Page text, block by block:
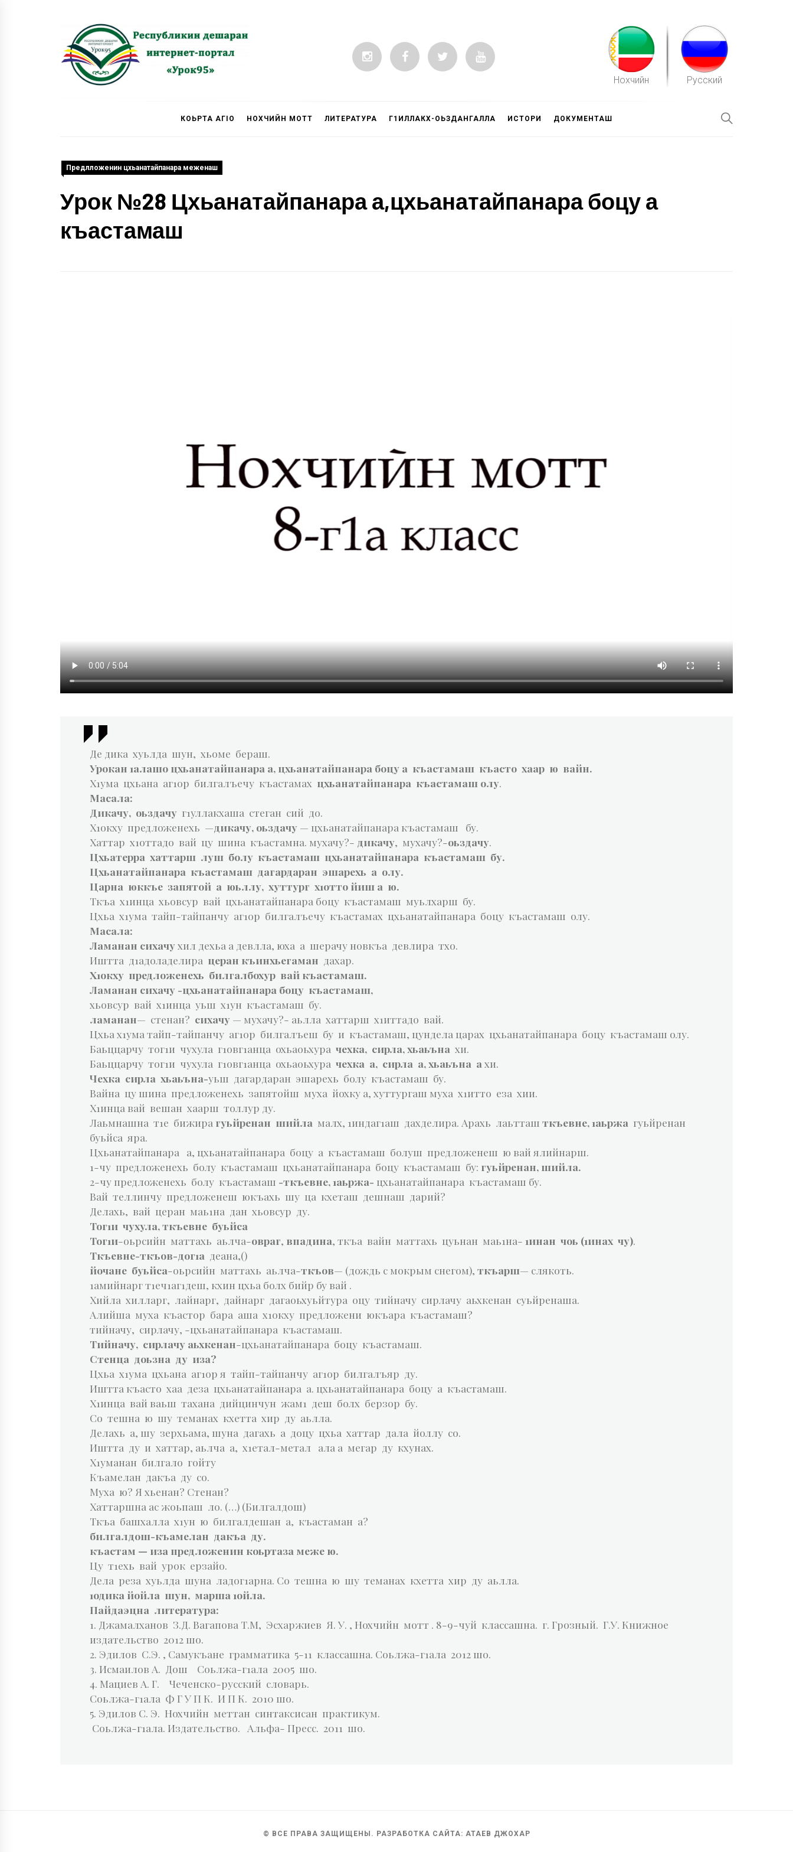
Нохчийн Русский
КОЬРТА АГIО НОХЧИЙН МОТТ ЛИТЕРАТУРА Г1ИЛЛАКХ-ОЬЗДАНГАЛЛА ИСТОРИ ДОКУМЕНТАШ
Предлложенин цхьанатайпанара меженаш
Урок №28 Цхьанатайпанара а,цхьанатайпанара боцу а
къастамаш
Де дика хуьлда шун, хьоме бераш.
Урокан 1алашо цхьанатайпанара а, цхьанатайпанара боцу а къастамаш къасто хаар ю вайн.
Х1ума цхьана аг1ор билгалъечу къастамах цхьанатайпанара къастамаш олу.
Масала:
Дикачу, оьздачу г1уллакхаша стеган сий до.
Х1окху предложенехь —дикачу, оьздачу — цхьанатайпанара къастамаш бу.
Хаттар х1оттадо вай цу шина къастамна. мухачу?- дикачу, мухачу?-оьздачу.
Цхьатерра хаттарш луш болу къастамаш цхьанатайпанара къастамаш бу.
Цхьанатайпанара къастамаш дагардаран эшарехь а олу.
Царна юккъе запятой а юьллу, хуттург х1отто йиш а ю.
Ткъа х1инца хьовсур вай цхьанатайпанара боцу къастамаш муьлхарш бу.
Цхьа х1ума тайп-тайпанчу аг1ор билгалъечу къастамах цхьанатайпанара боцу къастамаш олу.
Масала:
Ламанан сихачухил дехьа а девлла, юха а шерачу новкъа девлира тхо.
Иштта д1адоладелира церан къинхьегаман дахар.
Х1окху предложенехь билгалбохур вай къастамаш.
Ламанан сихачу -цхьанатайпанара боцу къастамаш,
хьовсур вай х1инца уьш х1ун къастамаш бу.
ламанан— стенан? сихачу — мухачу?- аьлла хаттарш х1иттадо вай.
Цхьа х1ума тайп-тайпанчу аг1ор билгалъеш бу и къастамаш, цундела царах цхьанатайпанара боцу къастамаш олу.
Баьццарчу тог1и чухула г1овг1анца охьаоьхура чехка, сирла, хьаьъна хи.
Баьццарчу тог1и чухула г1овг1анца охьаоьхура чехка а, сирла а, хьаьъна а хи.
Чехка сирла хьаьъна-уьш дагардаран эшарехь болу къастамаш бу.
Вайна цу шина предложенехь запятойш муха йохку а, хуттургаш муха х1итто еза хии.
Х1инца вай вешан хаарш толлур ду.
Лаьмнашна т1е бижира гуьйренан шийла малх, 1индаг1аш дахделира. Арахь лаьтташ ткъевне, 1аьржа гуьйренан
буьйса яра.
Цхьанатайпанара а, цхьанатайпанара боцу а къастамаш болуш предложенеш ю вай ялийнарш.
1-чу предложенехь болу къастамаш цхьанатайпанара боцу къастамаш бу: гуьйренан, шийла.
2-чу предложенехь болу къастамаш -ткъевне, 1аьржа- цхьанатайпанара къастамаш бу.
Вай теллинчу предложенеш юкъахь шу ца кхеташ дешнаш дарий?
Делахь, вай церан маь1на дан хьовсур ду.
Тог1и чухула, ткъевне буьйса
Тог1и-оьрсийн маттахь аьлча-овраг, впадина, ткъа вайн маттахь цуьнан маь1на- 1инан чоь (1инах чу).
Ткъевне-ткъов-дог1а деана,()
йочане буьйса-оьрсийн маттахь аьлча-ткъов— (дождь с мокрым снегом), ткъарш— слякоть.
1амийнарг т1еч1аг1деш, кхин цхьа болх бийр бу вай .
Хийла хилларг, лайнарг, дайнарг дагаоьхуьйтура оцу тийначу сирлачу аьхкенан суьйренаша.
Алийша муха къастор бара аша х1окху предложени юкъара къастамаш?
тийначу, сирлачу, -цхьанатайпанара къастамаш.
Тийначу, сирлачу аьхкенан-цхьанатайпанара боцу къастамаш.
Стенца доьзна ду иза?
Цхьа х1ума цхьана аг1ор я тайп-тайпанчу аг1ор билгалъяр ду.
Иштта къасто хаа деза цхьанатайпанара а. цхьанатайпанара боцу а къастамаш.
Х1инца вай ваьш тахана дийцинчун жам1 деш болх берзор бу.
Со тешна ю шу теманах кхетта хир ду аьлла.
Делахь а, шу зерхьама, шуна дагахь а доцу цхьа хаттар дала йоллу со.
Иштта ду и хаттар, аьлча а, х1етал-метал ала а мегар ду кхунах.
Х1уманан билгало гойту
Къамелан дакъа ду со.
Муха ю? Я хьенан? Стенан?
Хаттаршна ас жоьпаш ло. (…) (Билгалдош)
Ткъа башхалла х1ун ю билгалдешан а, къастаман а?
билгалдош-къамелан дакъа ду.
къастам — иза предложенин коьртаза меже ю.
Цу т1ехь вай урок ерзайо.
Дела реза хуьлда шуна ладог1арна. Со тешна ю шу теманах кхетта хир ду аьлла.
1одика йойла шун, марша 1ойла.
Пайдаэцна литература:
1. Джамалханов З.Д. Вагапова Т.М, Эсхаржиев Я. У. , Нохчийн мотт . 8-9-чуй классашна. г. Грозный. Г.У. Книжное
издательство 2012 шо.
2. Эдилов С.Э. , Самукъане грамматика 5-11 классашна. Соьлжа-г1ала 2012 шо.
3. Исмаилов А. Дош Соьлжа-г1ала 2005 шо.
4. Мациев А. Г. Чеченско-русский словарь.
Соьлжа-г1ала Ф Г У П К. И П К. 2010 шо.
5. Эдилов С. Э. Нохчийн меттан синтаксисан практикум.
Соьлжа-г1ала. Издательство. Альфа- Пресс. 2011 шо.
© ВСЕ ПРАВА ЗАЩИЩЕНЫ. РАЗРАБОТКА САЙТА: АТАЕВ ДЖОХАР